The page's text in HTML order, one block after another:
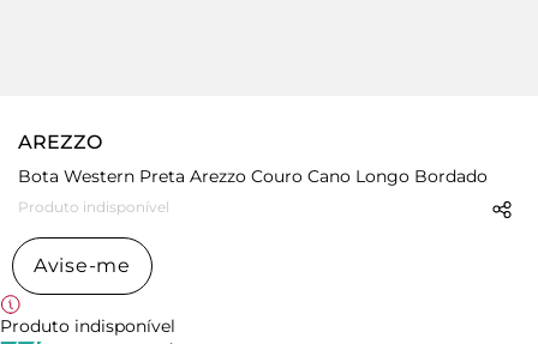
AREZZO
Bota Western Preta Arezzo Couro Cano Longo Bordado
Produto indisponível
Avise-me
Produto indisponível